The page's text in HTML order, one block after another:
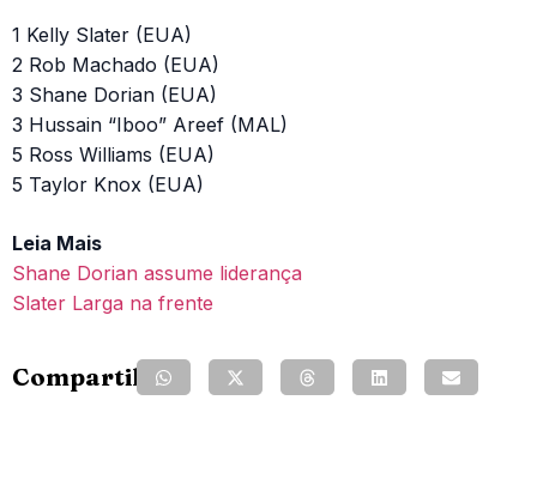
1 Kelly Slater (EUA)
2 Rob Machado (EUA)
3 Shane Dorian (EUA)
3 Hussain “Iboo” Areef (MAL)
5 Ross Williams (EUA)
5 Taylor Knox (EUA)
Leia Mais
Shane Dorian assume liderança
Slater Larga na frente
Compartilhe: